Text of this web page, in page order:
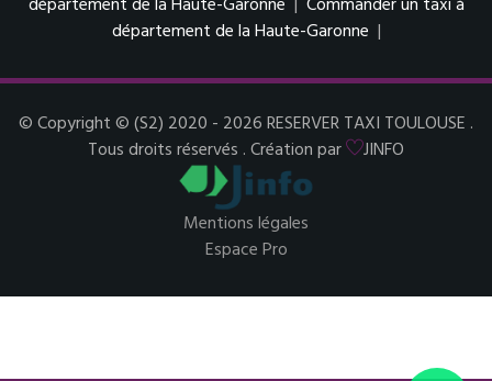
département de la Haute-Garonne |
© Copyright © (S2) 2020 - 2026 RESERVER TAXI TOULOUSE .
Tous droits réservés . Création par
JINFO
Mentions légales
Espace Pro